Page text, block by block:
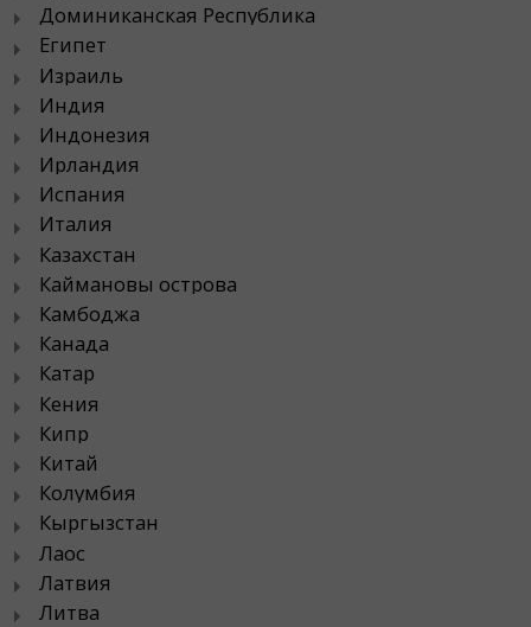
Доминиканская Республика
Египет
Израиль
Индия
Индонезия
Ирландия
Испания
Италия
Казахстан
Каймановы острова
Камбоджа
Канада
Катар
Кения
Кипр
Китай
Колумбия
Кыргызстан
Лаос
Латвия
Литва